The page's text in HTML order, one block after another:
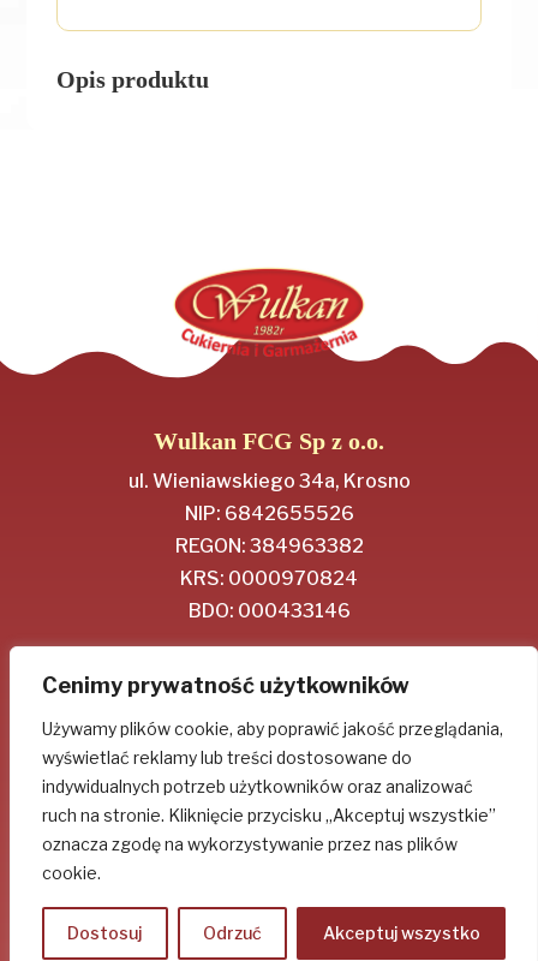
Cenimy prywatność użytkowników
Używamy plików cookie, aby poprawić jakość przeglądania,
wyświetlać reklamy lub treści dostosowane do
indywidualnych potrzeb użytkowników oraz analizować
ruch na stronie. Kliknięcie przycisku „Akceptuj wszystkie”
oznacza zgodę na wykorzystywanie przez nas plików
cookie.
Dostosuj Odrzuć Akceptuj wszystko
Opis produktu
Wulkan FCG Sp z o.o.
ul. Wieniawskiego 34a, Krosno
NIP: 6842655526
REGON: 384963382
KRS: 0000970824
BDO: 000433146
Regulamin
Socjal-media